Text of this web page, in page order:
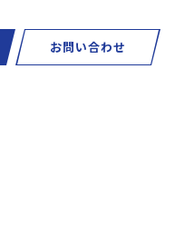
お問い合わせ